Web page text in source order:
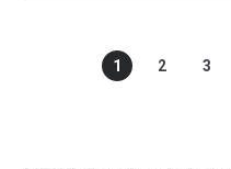
1 2 3